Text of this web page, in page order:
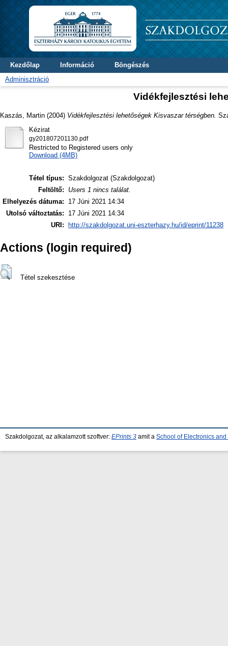
Kezdőlap Információ
Böngészés
Adminisztráció
Vidékfejlesztési
Kaszás, Martin (2004) Vidékfejlesztési lehetőségek Kisvaszar térségben.
Kézirat
gy201807201130.pdf
Restricted to Registered users only
Download (4MB)
Tétel típus: Szakdolgozat (Szakdolgozat)
Feltöltő:
Users 1 nincs találat.
Elhelyezés dátuma:
17 Júni 2021 14:34
Utolsó változtatás:
17 Júni 2021 14:34
URI:
http://szakdolgozat.uni-eszterhazy.hu/id/eprint/11238
Actions (login required)
Tétel szekesztése
Szakdolgozat, az alkalamzott szoftver: EPrints 3 amit a School of Electronics